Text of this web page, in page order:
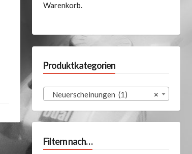
Warenkorb.
Produktkategorien
×
Neuerscheinungen (1)
Filtern nach…